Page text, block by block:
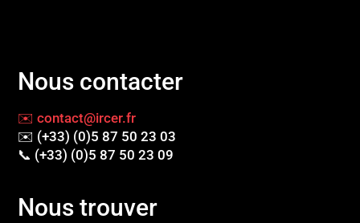
Nous contacter
✉️ contact@ircer.fr
✉️ (+33) (0)5 87 50 23 03
📞 (+33) (0)5 87 50 23 09
Nous trouver